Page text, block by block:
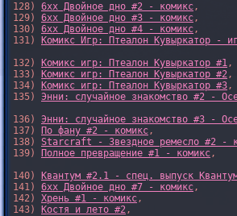
128) 6xx Двойное дно #2 - комикс,
129) 6xx Двойное дно #3 - комикс,
130) 6xx Двойное дно #4 - комикс,
131)
Комикс Игр: Птеалон Кувыркатор -
132)
Комикс игр: Птеалон Кувыркатор #1,
133)
Комикс игр: Птеалон Кувыркатор #2,
134)
Комикс игр: Птеалон Кувыркатор #3,
135) Энни: случайное знакомство #2 -
136) Энни: случайное знакомство #3 -
137)
По фану #2 - комикс,
138) Starcraft - Звездное ремесло #2 -
139)
Полное превращение #1 - комикс,
140)
Квантум #2.1 - спец. выпуск
141) 6xx Двойное дно #7 - комикс,
142) Хрень #1 - комикс,
143)
Костя и лето #2,